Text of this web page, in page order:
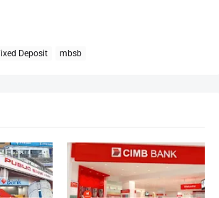
Deposit mbsb